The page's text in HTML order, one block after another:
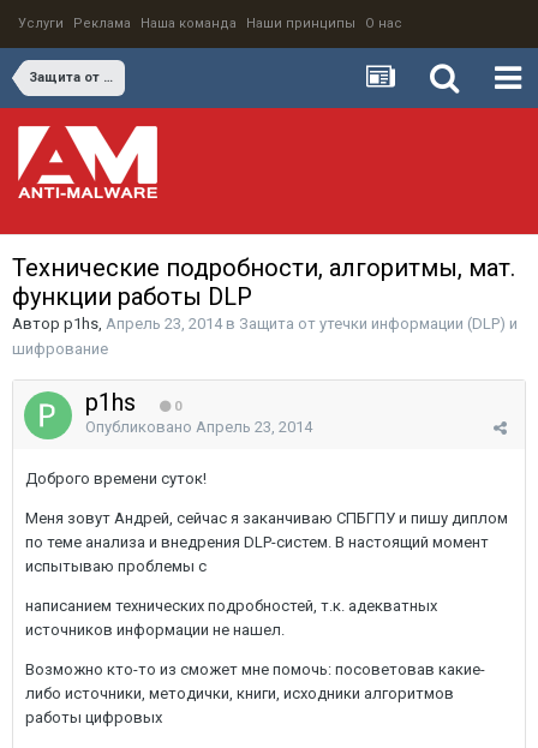
Услуги Реклама Наша команда Наши принципы О нас
Защита от утечки информации (DLP) и шифрование
Технические подробности, алгоритмы, мат.
функции работы DLP
Автор p1hs, Апрель 23, 2014в Защита от утечки информации (DLP) и
шифрование
p1hs 0
Опубликовано Апрель 23, 2014
Доброго времени суток!
Меня зовут Андрей, сейчас я заканчиваю СПБГПУ и пишу диплом
по теме анализа и внедрения DLP-систем. В настоящий момент
испытываю проблемы с
написанием технических подробностей, т.к. адекватных
источников информации не нашел.
Возможно кто-то из сможет мне помочь: посоветовав какие-
либо источники, методички, книги, исходники алгоритмов
работы цифровых